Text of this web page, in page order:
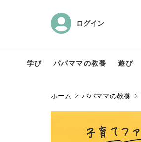
ログイン
学び パパママの教養 遊び
ホーム パパママの教養